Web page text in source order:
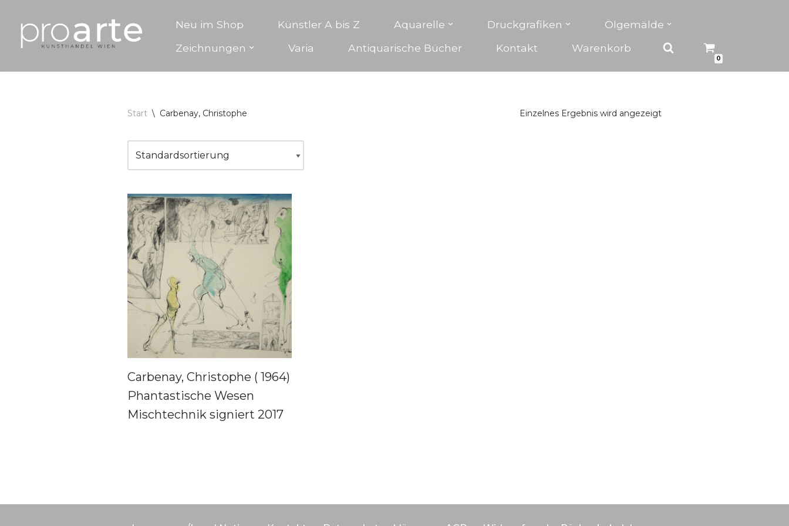
Zum
Inhalt
Neu im Shop Künstler A bis Z Aquarelle Druckgrafiken
Ölgemälde
Zeichnungen
Varia Antiquarische Bücher Kontakt Warenkorb
0
Start \ Carbenay, Christophe Einzelnes Ergebnis wird angezeigt
Carbenay, Christophe ( 1964)
Phantastische Wesen
Mischtechnik signiert 2017